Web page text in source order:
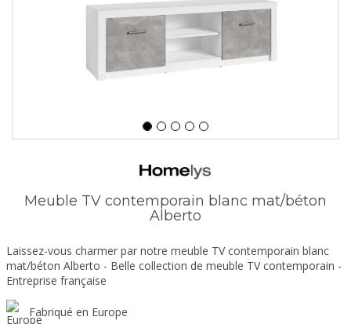
Meuble TV contemporain blanc mat/béton
Alberto
Laissez-vous charmer par notre meuble TV contemporain blanc
mat/béton Alberto - Belle collection de meuble TV contemporain -
Entreprise française
Fabriqué en Europe